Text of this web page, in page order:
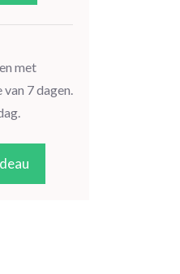
met
7 dagen.